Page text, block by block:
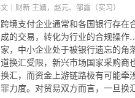
文｜财新 王婧，赵元、邹露（实习）
跨境支付企业通常和各国银行存在
成的交易，转化为行业的合规操
家，中小企业处于被银行遗忘的角
道换汇受限，新兴市场国家采购商
换汇，而资金上游链路极有可能牵
罪力度。对贸易双方而言，一旦